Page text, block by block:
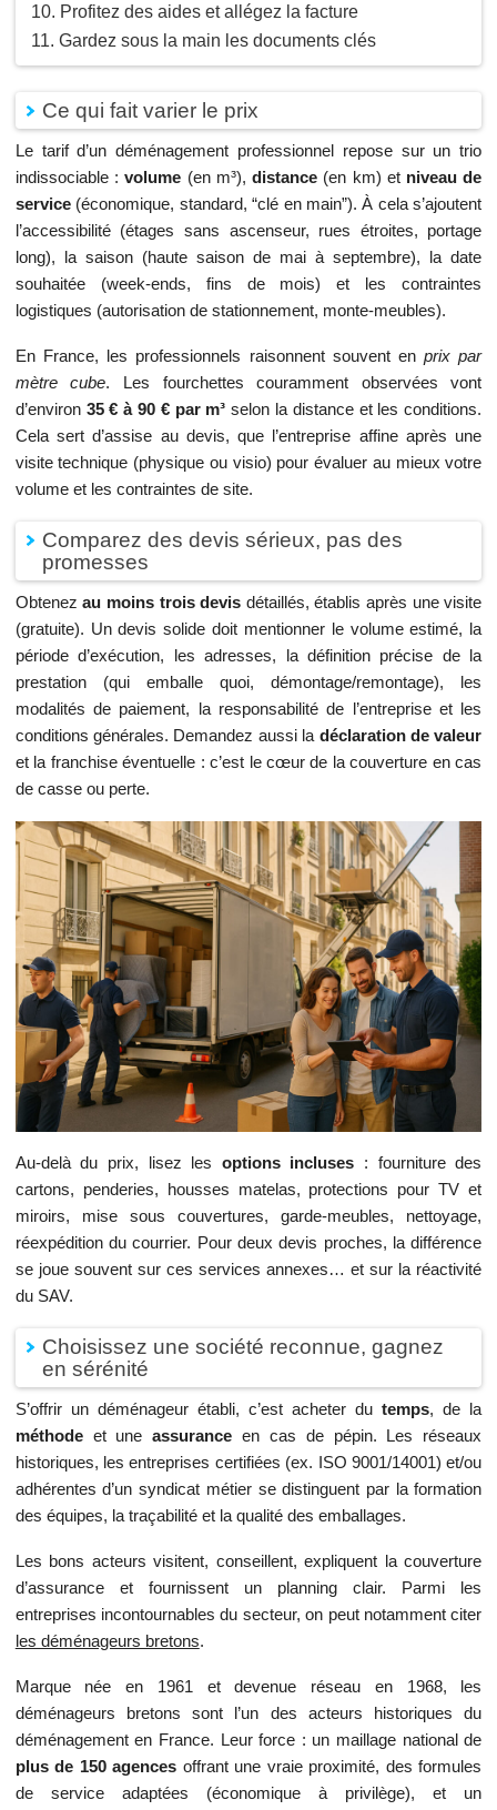
Profitez des aides et allégez la facture
Gardez sous la main les documents clés
Ce qui fait varier le prix
Le tarif d’un déménagement professionnel repose sur un trio
indissociable :volume (en m³),distance (en km) et niveau de
service(économique, standard, “clé en main”). À cela s’ajoutent
l’accessibilité (étages sans ascenseur, rues étroites, portage
long), la saison (haute saison de mai à septembre), la date
souhaitée (week-ends, fins de mois) et les contraintes
logistiques (autorisation de stationnement, monte-meubles).
En France, les professionnels raisonnent souvent enprix par
mètre cube. Les fourchettes couramment observées vont
d’environ 35 € à 90 € par m³ selon la distance et les conditions.
Cela sert d’assise au devis, que l’entreprise affine après une
visite technique (physique ou visio) pour évaluer au mieux votre
volume et les contraintes de site.
Comparez des devis sérieux, pas des
promesses
Obtenezau moins trois devis détaillés, établis après une visite
(gratuite). Un devis solide doit mentionner le volume estimé, la
période d’exécution, les adresses, la définition précise de la
prestation (qui emballe quoi, démontage/remontage), les
modalités de paiement, la responsabilité de l’entreprise et les
conditions générales. Demandez aussi la déclaration de valeur
et la franchise éventuelle : c’est le cœur de la couverture en cas
de casse ou perte.
Au-delà du prix, lisez les options incluses : fourniture des
cartons, penderies, housses matelas, protections pour TV et
miroirs, mise sous couvertures, garde-meubles, nettoyage,
réexpédition du courrier. Pour deux devis proches, la différence
se joue souvent sur ces services annexes… et sur la réactivité
du SAV.
Choisissez une société reconnue, gagnez
en sérénité
S’offrir un déménageur établi, c’est acheter dutemps, de la
méthodeet uneassurance en cas de pépin. Les réseaux
historiques, les entreprises certifiées (ex. ISO 9001/14001) et/ou
adhérentes d’un syndicat métier se distinguent par la formation
des équipes, la traçabilité et la qualité des emballages.
Les bons acteurs visitent, conseillent, expliquent la couverture
d’assurance et fournissent un planning clair. Parmi les
entreprises incontournables du secteur, on peut notamment citer
les déménageurs bretons.
Marque née en 1961 et devenue réseau en 1968, les
déménageurs bretons sont l’un des acteurs historiques du
déménagement en France. Leur force : un maillage national de
plus de 150 agences offrant une vraie proximité, des formules
de service adaptées (économique à privilège), et un